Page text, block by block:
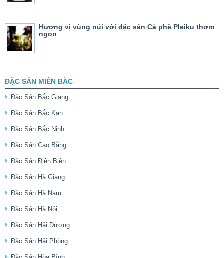
Hương vị vùng núi với đặc sản Cà phê Pleiku thơm
ngon
ĐẶC SẢN MIỀN BẮC
Đặc Sản Bắc Giang
Đặc Sản Bắc Kạn
Đặc Sản Bắc Ninh
Đặc Sản Cao Bằng
Đặc Sản Điện Biên
Đặc Sản Hà Giang
Đặc Sản Hà Nam
Đặc Sản Hà Nội
Đặc Sản Hải Dương
Đặc Sản Hải Phòng